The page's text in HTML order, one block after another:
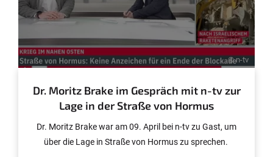
© n-tv
Dr. Moritz Brake im Gespräch mit n-tv zur
Lage in der Straße von Hormus
Dr. Moritz Brake war am 09. April bei n-tv zu Gast, um
über die Lage in Straße von Hormus zu sprechen.